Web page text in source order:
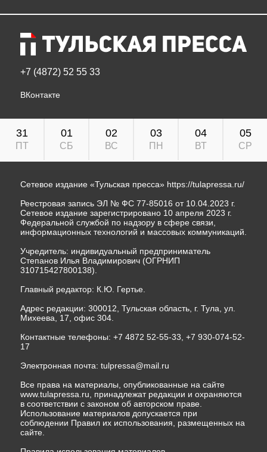
+7 (4872) 52 55 33
ВКонтакте
31
ПТ
01
СБ
02
ВС
03
ПН
04
ВТ
05
СР
Сетевое издание «Тульская пресса» https://tulapressa.ru/
Реестровая запись ЭЛ № ФС 77-85016 от 10.04.2023 г.
Сетевое издание зарегистрировано 10 апреля 2023 г.
Федеральной службой по надзору в сфере связи,
информационных технологий и массовых коммуникаций.
Учредитель: индивидуальный предприниматель
Степанов Илья Владимирович (ОГРНИП
310715427800138).
Главный редактор: К.Ю. Гертье.
Адрес редакции: 300012, Тульская область, г. Тула, ул.
Михеева, 17, офис 304.
Контактные телефоны: +7 4872 52-55-33, +7 930-074-52-
17
Электронная почта: tulpressa@mail.ru
Все права на материалы, опубликованные на сайте
www.tulapressa.ru, принадлежат редакции и охраняются
в соответствии с законом об авторском праве.
Использование материалов допускается при
соблюдении Правил их использования, размещенных на
сайте.